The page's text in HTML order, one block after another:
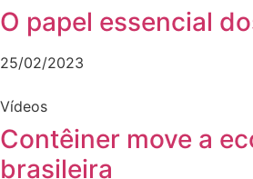
O papel essencial
25/02/2023
Vídeos
Contêiner move a
brasileira